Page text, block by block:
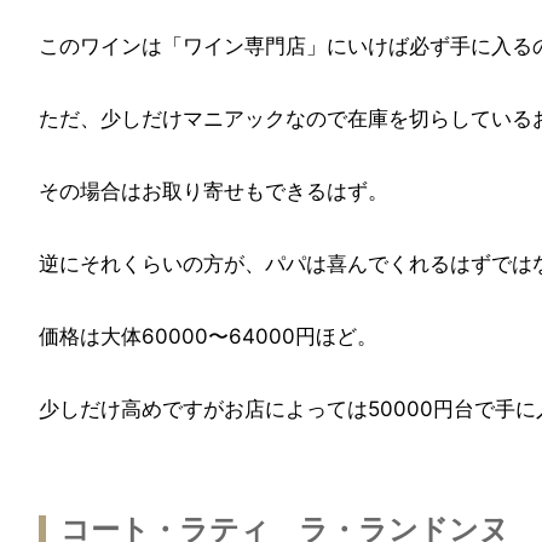
このワインは「ワイン専門店」にいけば必ず手に入る
ただ、少しだけマニアックなので在庫を切らしている
その場合はお取り寄せもできるはず。
逆にそれくらいの方が、パパは喜んでくれるはずでは
価格は大体60000〜64000円ほど。
少しだけ高めですがお店によっては50000円台で手
コート・ラティ ラ・ランドンヌ